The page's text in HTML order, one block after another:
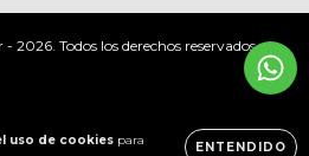
uso de cookies para
ENTENDIDO
2026. Todos los derechos reservados.